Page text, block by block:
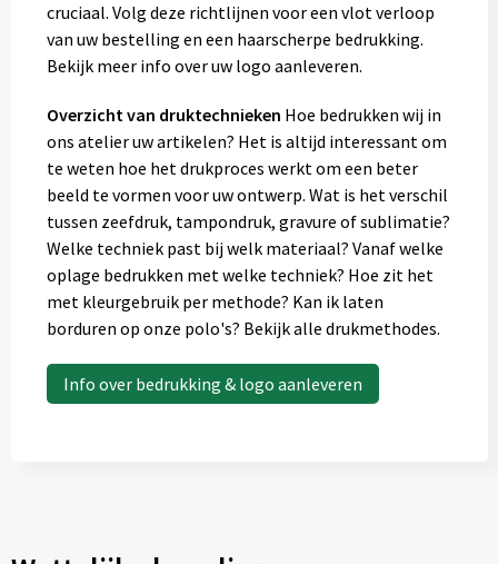
cruciaal. Volg deze richtlijnen voor een vlot verloop
van uw bestelling en een haarscherpe bedrukking.
Bekijk meer info over uw logo aanleveren.
Overzicht van druktechnieken Hoe bedrukken wij in
ons atelier uw artikelen? Het is altijd interessant om
te weten hoe het drukproces werkt om een beter
beeld te vormen voor uw ontwerp. Wat is het verschil
tussen zeefdruk, tampondruk, gravure of sublimatie?
Welke techniek past bij welk materiaal? Vanaf welke
oplage bedrukken met welke techniek? Hoe zit het
met kleurgebruik per methode? Kan ik laten
borduren op onze polo's? Bekijk alle drukmethodes.
Info over bedrukking & logo aanleveren